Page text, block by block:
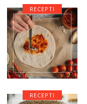
RECEPTI
RECEPTI